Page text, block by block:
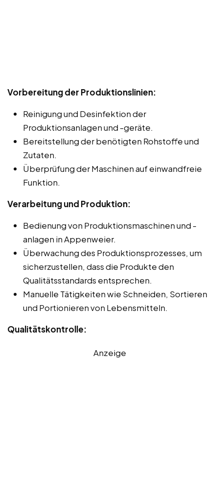
Vorbereitung der Produktionslinien:
Reinigung und Desinfektion der
Produktionsanlagen und -geräte.
Bereitstellung der benötigten Rohstoffe und
Zutaten.
Überprüfung der Maschinen auf einwandfreie
Funktion.
Verarbeitung und Produktion:
Bedienung von Produktionsmaschinen und -
anlagen in Appenweier.
Überwachung des Produktionsprozesses, um
sicherzustellen, dass die Produkte den
Qualitätsstandards entsprechen.
Manuelle Tätigkeiten wie Schneiden, Sortieren
und Portionieren von Lebensmitteln.
Qualitätskontrolle:
Anzeige